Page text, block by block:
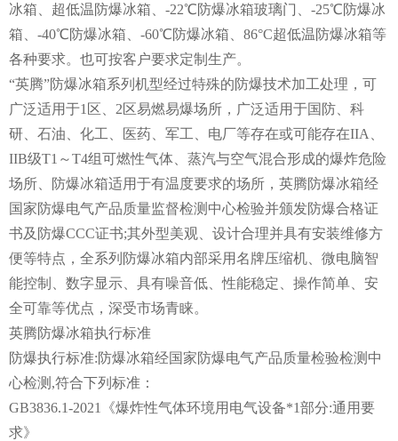
冰箱 、超低温防爆冰箱、-22℃防爆冰箱玻璃门、-25℃防爆冰
箱、-40℃防爆冰箱、-60℃防爆冰箱、86°C超低温防爆冰箱等
各种要求。也可按客户要求定制生产。
“英腾”防爆冰箱系列机型经过特殊的防爆技术加工处理，可
广泛适用于1区、2区易燃易爆场所，广泛适用于国防、科
研、石油、化工、医药、军工、电厂等存在或可能存在IIA、
IIB级T1～T4组可燃性气体、蒸汽与空气混合形成的爆炸危险
场所、防爆冰箱适用于有温度要求的场所，英腾防爆冰箱经
国家防爆电气产品质量监督检测中心检验并颁发防爆合格证
书及防爆CCC证书;其外型美观、设计合理并具有安装维修方
便等特点，全系列防爆冰箱内部采用名牌压缩机、微电脑智
能控制、数字显示、具有噪音低、性能稳定、操作简单、安
全可靠等优点，深受市场青睐。
英腾防爆冰箱执行标准
防爆执行标准:防爆冰箱经国家防爆电气产品质量检验检测中
心检测,符合下列标准：
GB3836.1-2021《爆炸性气体环境用电气设备*1部分:通用要
求》